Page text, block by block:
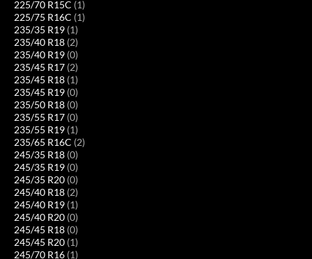
225/70 R15C (1)
225/75 R16C (1)
235/35 R19 (1)
235/40 R18 (2)
235/40 R19 (0)
235/45 R17 (2)
235/45 R18 (1)
235/45 R19 (0)
235/50 R18 (0)
235/55 R17 (0)
235/55 R19 (1)
235/65 R16C (2)
245/35 R18 (0)
245/35 R19 (0)
245/35 R20 (0)
245/40 R18 (2)
245/40 R19 (1)
245/40 R20 (0)
245/45 R18 (0)
245/45 R20 (1)
245/70 R16 (1)